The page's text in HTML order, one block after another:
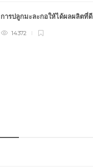
การปลูกมะละกอให้ได้ผลผลิตที่ดี
14372